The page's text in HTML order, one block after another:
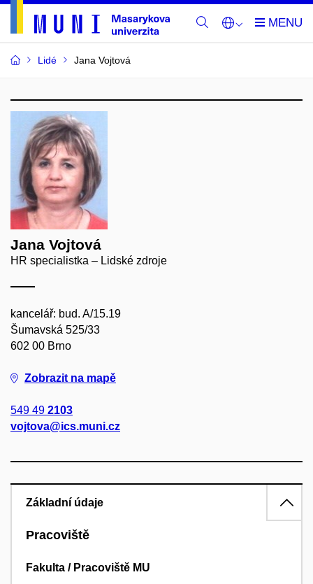
Lidé Jana Vojtová
Jana Vojtová
HR specialistka – Lidské zdroje
kancelář: bud. A/15.19
Šumavská 525/33
602 00 Brno
Zobrazit na mapě
549 49 2103
vojtova@ics.muni.cz
Základní údaje
Pracoviště
Fakulta / Pracoviště MU